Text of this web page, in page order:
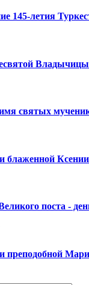
145-летия
святых
блаженной
поста -
преподобной